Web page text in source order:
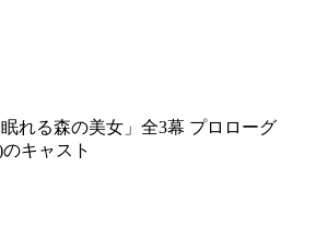
れる森の美女」全3幕 プロローグ
キャスト